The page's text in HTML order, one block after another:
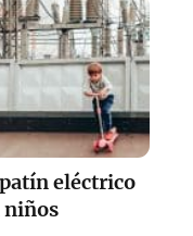
eléctrico
niños